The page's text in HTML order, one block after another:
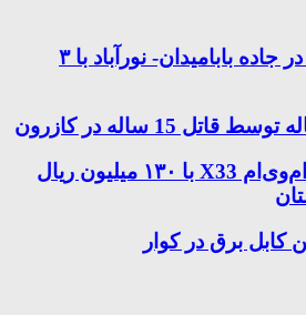
واژگونی پژو۲۰۶ در جاده بابامیدان- نورآباد با ۳
توقیف خودروی ام‌وی‌ام X33 با ۱۳۰ میلیون ریال
کابل برق در کوار